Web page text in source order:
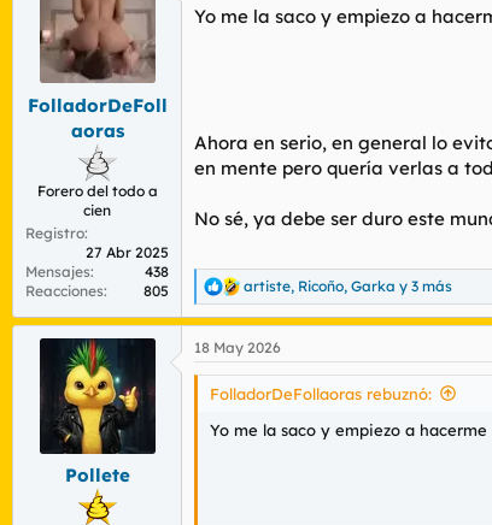
i
FolladorDeFoll
aoras
Forero del todo a
cien
Registro
27 Abr 2025
Mensajes
438
Reacciones
805
Yo me la saco y empiezo a
Ahora en serio, en general lo
en mente pero quería verlas a
No sé, ya debe ser duro este
R
e
a
c
c
n
artiste, Ricoño, Garka y 3 más
Pollete
18 May 2026
FolladorDeFollaoras rebuznó:
Yo me la saco y empiezo a